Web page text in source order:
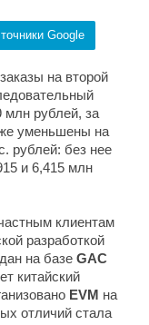
Google
на второй
млн рублей, за
уменьшены на
рублей: без нее
и 6,415 млн
клиентам
разработкой
на базе GAC
китайский
EVM на
отличий стала